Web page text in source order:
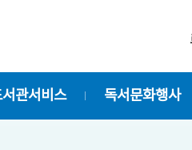
서관서비스 독서문화행사